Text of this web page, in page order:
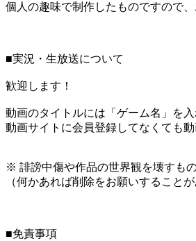
個人の趣味で制作したものですので
■実況・生放送について
歓迎します！
動画のタイトルには「ゲーム名」を
動画サイトに会員登録してなくても
※ 誹謗中傷や作品の世界観を壊すも
（何かあれば削除をお願いすること
■免責事項